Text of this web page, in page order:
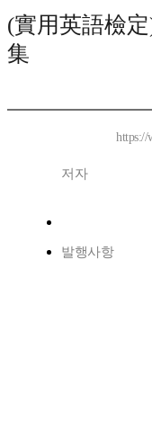
(實用英語檢
集
https://
저자
발행사항